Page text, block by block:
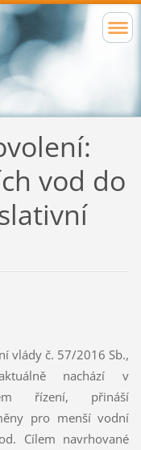
vod do
vlády č. 57/2016 Sb.,
nachází v
řízení, přináší
pro menší vodní
Cílem navrhované